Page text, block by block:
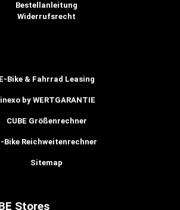
Bestellanleitung
Widerrufsrecht
E-Bike & Fahrrad Leasing
linexo by WERTGARANTIE
CUBE Größenrechner
Bike Reichweitenrechner
Sitemap
Stores